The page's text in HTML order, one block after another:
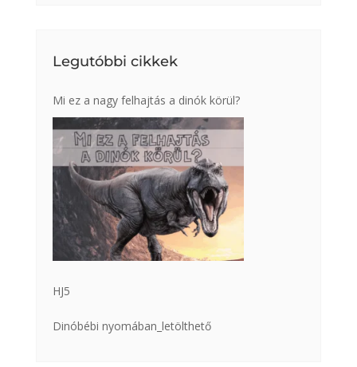
Legutóbbi cikkek
Mi ez a nagy felhajtás a dinók körül?
HJ5
Dinóbébi nyomában_letölthető